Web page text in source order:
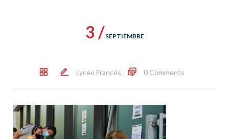
3 / SEPTIEMBRE
Lyceo Francés 0 Comments